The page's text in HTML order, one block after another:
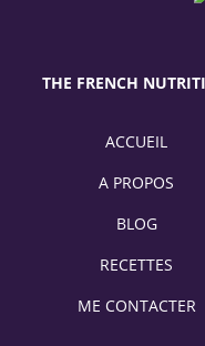
THE FRENCH
ACCUEIL
A PROPOS
BLOG
RECETTES
ME CONTACTER